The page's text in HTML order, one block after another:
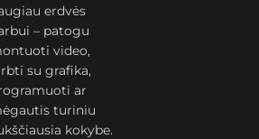
erdvės
– patogu
video,
su grafika,
ar
turiniu
kokybe.